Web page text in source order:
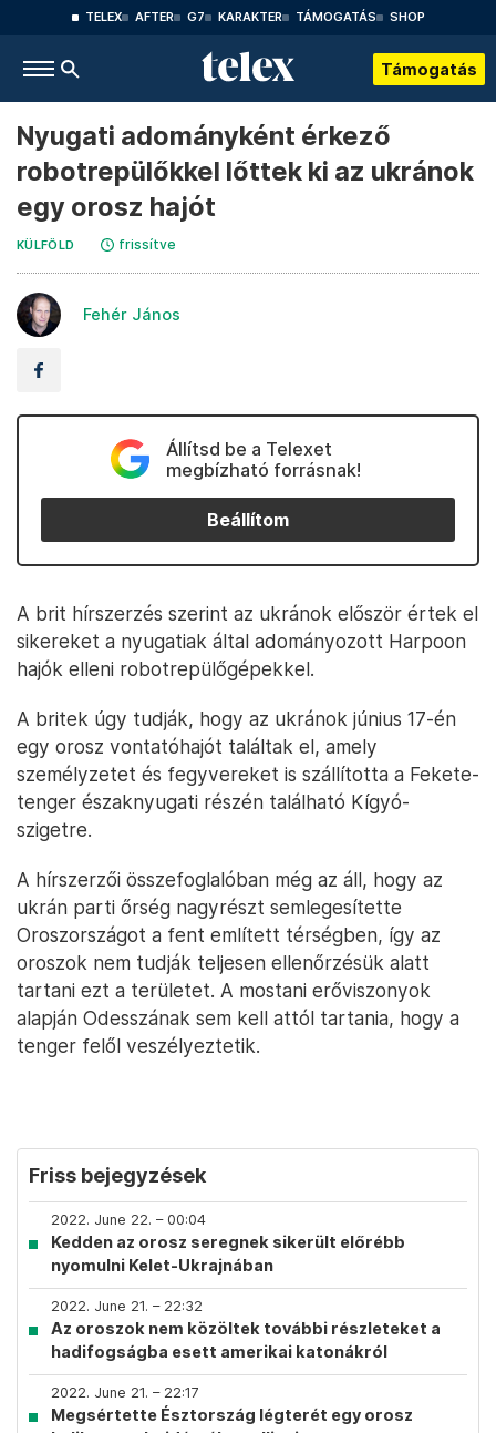
TELEX AFTER G7 KARAKTER TÁMOGATÁS SHOP
Támogatás
Nyugati adományként érkező
robotrepülőkkel lőttek ki az ukránok
egy orosz hajót
KÜLFÖLD frissítve
Fehér János
Állítsd be a Telexet
megbízható forrásnak!
Beállítom
A brit hírszerzés szerint az ukránok először értek el
sikereket a nyugatiak által adományozott Harpoon
hajók elleni robotrepülőgépekkel.
A britek úgy tudják, hogy az ukránok június 17-én
egy orosz vontatóhajót találtak el, amely
személyzetet és fegyvereket is szállította a Fekete-
tenger északnyugati részén található Kígyó-
szigetre.
A hírszerzői összefoglalóban még az áll, hogy az
ukrán parti őrség nagyrészt semlegesítette
Oroszországot a fent említett térségben, így az
oroszok nem tudják teljesen ellenőrzésük alatt
tartani ezt a területet. A mostani erőviszonyok
alapján Odesszának sem kell attól tartania, hogy a
tenger felől veszélyeztetik.
Friss bejegyzések
2022. June 22. – 00:04
Kedden az orosz seregnek sikerült előrébb
nyomulni Kelet-Ukrajnában
2022. June 21. – 22:32
Az oroszok nem közöltek további részleteket a
hadifogságba esett amerikai katonákról
2022. June 21. – 22:17
Megsértette Észtország légterét egy orosz